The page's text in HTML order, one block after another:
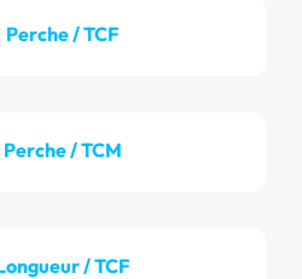
Perche / TCF
Perche / TCM
/ TCF